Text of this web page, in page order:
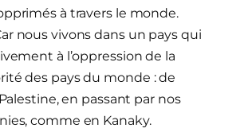
à travers le monde.
nous vivons dans un pays qui
à l’oppression de la
des pays du monde : de
en passant par nos
comme en Kanaky.